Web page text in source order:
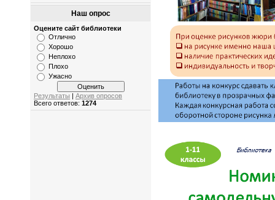
Наш опрос
Оцените сайт библиотеки
Отлично
Хорошо
Неплохо
Плохо
Ужасно
Результаты
Архив опросов
Всего ответов: 1274